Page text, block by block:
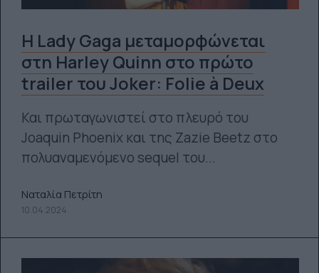
Η Lady Gaga μεταμορφώνεται
στη Harley Quinn στο πρώτο
trailer του Joker: Folie à Deux
Και πρωταγωνιστεί στο πλευρό του
Joaquin Phoenix και της Zazie Beetz στο
πολυαναμενόμενο sequel του...
Ναταλία Πετρίτη
10.04.2024